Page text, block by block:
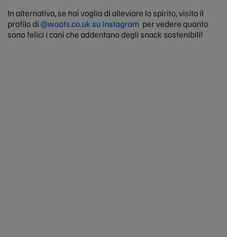
In alternativa, se hai voglia di alleviare lo spirito, visita il
profilo di@woofs.co.uk su Instagram per vedere quanto
sono felici i cani che addentano degli snack sostenibili!